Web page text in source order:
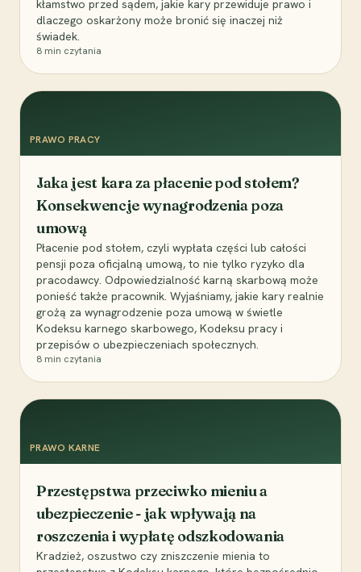
kłamstwo przed sądem, jakie kary przewiduje prawo i
dlaczego oskarżony może bronić się inaczej niż
świadek.
8 min czytania
PRAWO PRACY
Jaka jest kara za płacenie pod stołem?
Konsekwencje wynagrodzenia poza
umową
Płacenie pod stołem, czyli wypłata części lub całości
pensji poza oficjalną umową, to nie tylko ryzyko dla
pracodawcy. Odpowiedzialność karną skarbową może
ponieść także pracownik. Wyjaśniamy, jakie kary realnie
grożą za wynagrodzenie poza umową w świetle
Kodeksu karnego skarbowego, Kodeksu pracy i
przepisów o ubezpieczeniach społecznych.
8 min czytania
PRAWO KARNE
Przestępstwa przeciwko mieniu a
ubezpieczenie - jak wpływają na
roszczenia i wypłatę odszkodowania
Kradzież, oszustwo czy zniszczenie mienia to